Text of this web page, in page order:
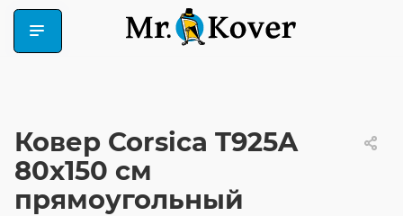
Ковер Corsica T925A
80x150 см
прямоугольный